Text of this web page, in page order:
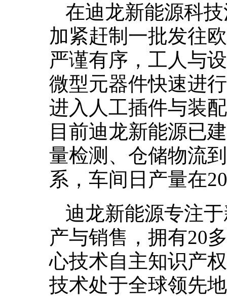
在迪龙新能源科
加紧赶制一批发往
严谨有序，工人与
微型元器件快速进
进入人工插件与装
目前迪龙新能源已
量检测、仓储物流
系，车间日产量在
迪龙新能源专注
产与销售，拥有20
心技术自主知识产
技术处于全球领先